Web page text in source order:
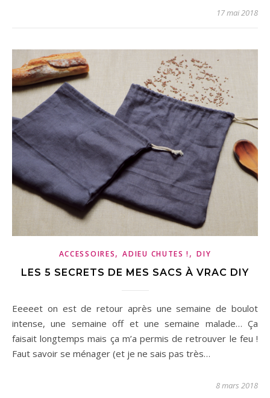
17 mai 2018
ACCESSOIRES,ADIEU CHUTES !,DIY
LES 5 SECRETS DE MES SACS À VRAC DIY
Eeeeet on est de retour après une semaine de boulot
intense, une semaine off et une semaine malade… Ça
faisait longtemps mais ça m’a permis de retrouver le feu !
Faut savoir se ménager (et je ne sais pas très…
8 mars 2018